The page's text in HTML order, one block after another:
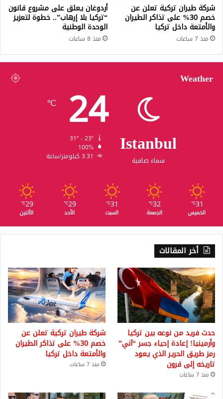
شركة طيران تركية تعلن عن
خصم 30% على تذاكر الطيران
والأمتعة داخل تركيا
منذ 7 ساعات
أردوغان يعلق على مشروع قانون
“تركيا بلا إرهاب”.. خطوة لتعزيز
الوحدة الوطنية
منذ 8 ساعات
Weather
Istanbul
سماء صافية
24
℃
100%
3.31 كيلومتر/ساعة
31
℃
الخميس
32
℃
الجمعة
31
℃
السبت
29
℃
الأحد
29
℃
الأثنين
أخر المقالات
حدث فريد من نوعه بين تركيا
وأرمينيا! إعادة إحياء جسر “آني”
رمز طريق الحرير الذي يعود
تاريخه إلى قرون
منذ 7 ساعات
شركة طيران تركية تعلن عن
خصم 30% على تذاكر الطيران
والأمتعة داخل تركيا
منذ 7 ساعات